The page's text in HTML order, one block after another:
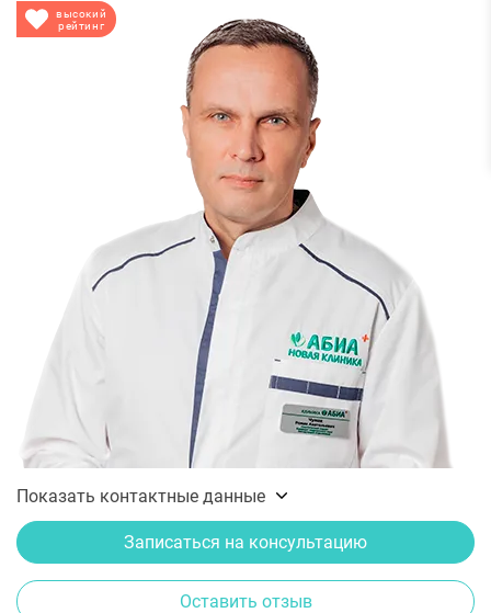
высокий
рейтинг
Показать контактные данные
Записаться на консультацию
Оставить отзыв